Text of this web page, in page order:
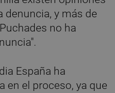
denuncia, y más de
no ha
España ha
en el proceso, ya que